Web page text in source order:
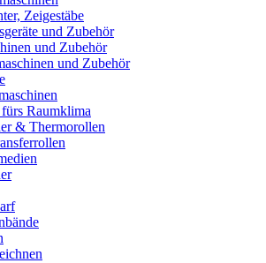
Zeigestäbe
und Zubehör
und Zubehör
und Zubehör
Raumklima
& Thermorollen